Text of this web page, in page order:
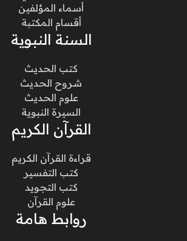
أسماء المؤلفين
أقسام المكتبة
السنة النبوية
كتب الحديث
شروح الحديث
علوم الحديث
السيرة النبوية
القرآن الكريم
قراءة القرآن الكريم
كتب التفسير
كتب التجويد
علوم القرآن
روابط هامة